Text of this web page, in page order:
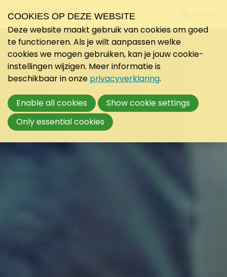
to
COOKIES OP DEZE WEBSITE
Deze website maakt gebruik van cookies om goed
te functioneren. Als je wilt aanpassen welke
cookies we mogen gebruiken, kan je jouw cookie-
instellingen wijzigen. Meer informatie is
beschikbaar in onze privacyverklaring.
Enable all cookies
Show cookie settings
Only essential cookies